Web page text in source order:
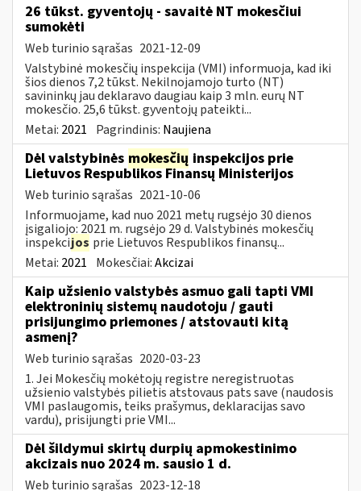
26 tūkst. gyventojų - savaitė NT mokesčiui
sumokėti
Web turinio sąrašas 2021-12-09
Valstybinė mokesčių inspekcija (VMI) informuoja, kad iki
šios dienos 7,2 tūkst. Nekilnojamojo turto (NT)
savininkų jau deklaravo daugiau kaip 3 mln. eurų NT
mokesčio. 25,6 tūkst. gyventojų pateikti...
Metai: 2021 Pagrindinis: Naujiena
Dėl valstybinės mokesčių inspekcijos prie
Lietuvos Respublikos Finansų Ministerijos
Web turinio sąrašas 2021-10-06
Informuojame, kad nuo 2021 metų rugsėjo 30 dienos
įsigaliojo: 2021 m. rugsėjo 29 d. Valstybinės mokesčių
inspekcijos prie Lietuvos Respublikos finansų...
Metai: 2021 Mokesčiai:Akcizai
Kaip užsienio valstybės asmuo gali tapti VMI
elektroninių sistemų naudotoju / gauti
prisijungimo priemones / atstovauti kitą
asmenį?
Web turinio sąrašas 2020-03-23
1. Jei Mokesčių mokėtojų registre neregistruotas
užsienio valstybės pilietis atstovaus pats save (naudosis
VMI paslaugomis, teiks prašymus, deklaracijas savo
vardu), prisijungti prie VMI...
Dėl šildymui skirtų durpių apmokestinimo
akcizais nuo 2024 m. sausio 1 d.
Web turinio sąrašas 2023-12-18